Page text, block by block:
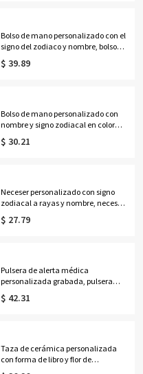
Bolso de mano personalizado con el
signo del zodiaco y nombre, bolso
de lona de gran capacidad, ideal
para el día a día, regalo de
$ 39.89
Bolso de mano personalizado con
nombre y signo zodiacal en color
neón, bolso de playa de PVC
transparente con asas de cuerda,
$ 30.21
Neceser personalizado con signo
zodiacal a rayas y nombre, neceser
de viaje, regalo de
cumpleaños/boda para ella/damas
$ 27.79
Pulsera de alerta médica
personalizada grabada, pulsera
ajustable de identificación médica
de contacto de emergencia, regalo
$ 42.31
Taza de cerámica personalizada
con forma de libro y flor de
nacimiento, multicolor, 355 ml,